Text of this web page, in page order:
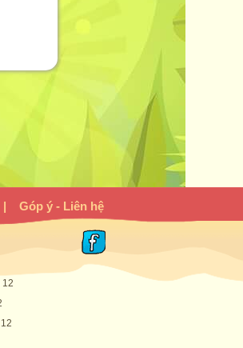
| Góp ý - Liên hệ
12